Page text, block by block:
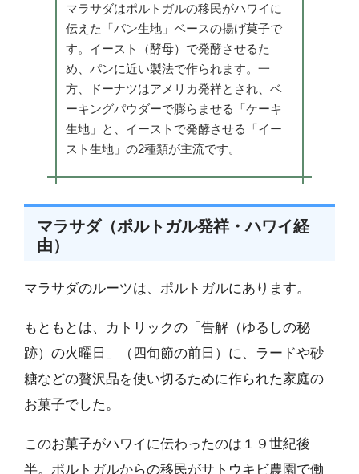
マラサダはポルトガルの移民がハワイに
伝えた「パン生地」ベースの揚げ菓子で
す。イースト（酵母）で発酵させるた
め、パンに近い製法で作られます。一
方、ドーナツはアメリカ発祥とされ、ベ
ーキングパウダーで膨らませる「ケーキ
生地」と、イーストで発酵させる「イー
スト生地」の2種類が主流です。
マラサダ（ポルトガル発祥・ハワイ経
由）
マラサダのルーツは、ポルトガルにあります。
もともとは、カトリックの「告解（ゆるしの秘
跡）の火曜日」（四旬節の前日）に、ラードや砂
糖などの贅沢品を使い切るために作られた家庭の
お菓子でした。
このお菓子がハワイに伝わったのは１９世紀後
半。ポルトガルからの移民がサトウキビ農園で働